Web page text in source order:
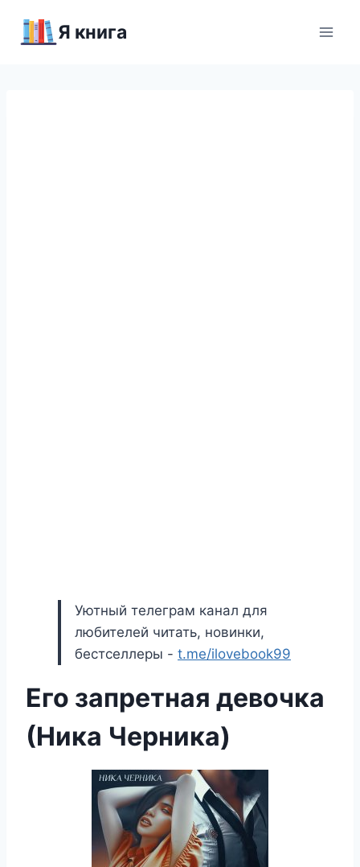
Я книга
Уютный телеграм канал для
любителей читать, новинки,
бестселлеры - t.me/ilovebook99
Его запретная девочка
(Ника Черника)